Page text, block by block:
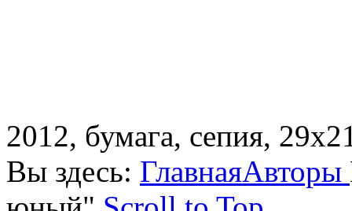
2012, бумага, сепия,
Вы здесь: ГлавнаяАвторы